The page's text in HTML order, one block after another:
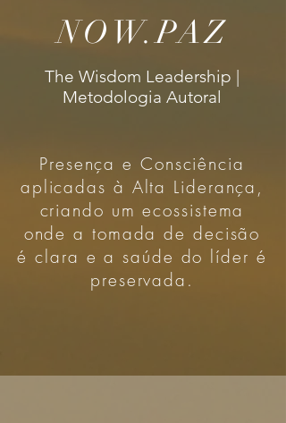
NOW.PAZ
The Wisdom Leadership |
Metodologia Autoral
Presença e Consciência
aplicadas à Alta Liderança,
criando um ecossistema
onde a tomada de decisão
é clara e a saúde do líder é
preservada.